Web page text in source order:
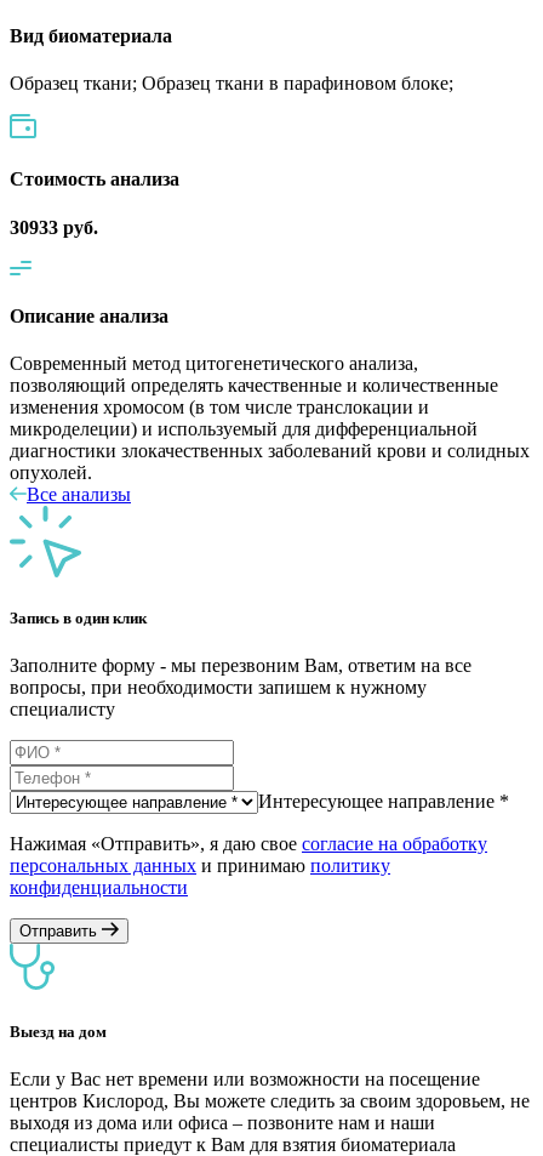
Вид биоматериала
Образец ткани; Образец ткани в парафиновом блоке;
Cтоимость анализа
30933 руб.
Описание анализа
Современный метод цитогенетического анализа,
позволяющий определять качественные и количественные
изменения хромосом (в том числе транслокации и
микроделеции) и используемый для дифференциальной
диагностики злокачественных заболеваний крови и солидных
опухолей.
Все анализы
Запись в один клик
Заполните форму - мы перезвоним Вам, ответим на все
вопросы, при необходимости запишем к нужному
специалисту
Интересующее направление *
Нажимая «Отправить», я даю свое согласие на обработку
персональных данных и принимаю политику
конфиденциальности
Отправить
Выезд на дом
Если у Вас нет времени или возможности на посещение
центров Кислород, Вы можете следить за своим здоровьем, не
выходя из дома или офиса – позвоните нам и наши
специалисты приедут к Вам для взятия биоматериала